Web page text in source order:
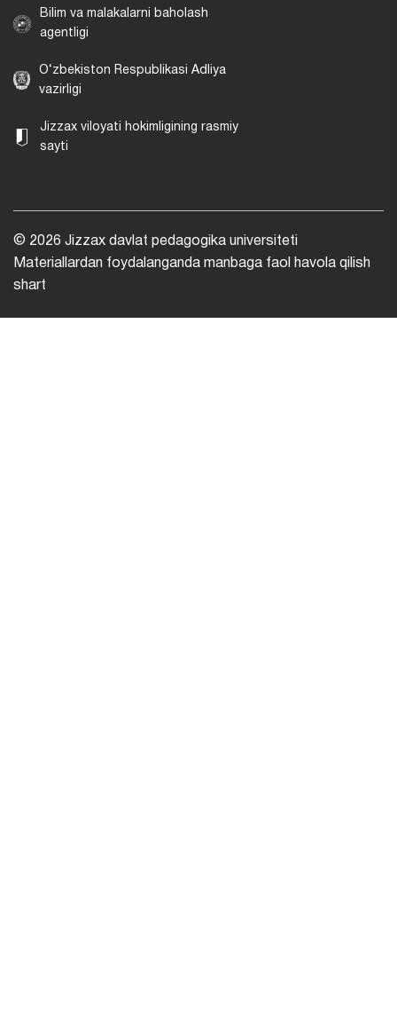
Bilim va malakalarni baholash
agentligi
O‘zbekiston Respublikasi Adliya
vazirligi
Jizzax viloyati hokimligining rasmiy
sayti
© 2026 Jizzax davlat pedagogika universiteti
Materiallardan foydalanganda manbaga faol havola qilish
shart